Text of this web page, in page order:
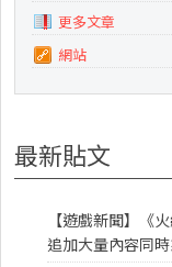
更多文章
網站
最新貼文
【遊戲新聞】《
追加大量內容同